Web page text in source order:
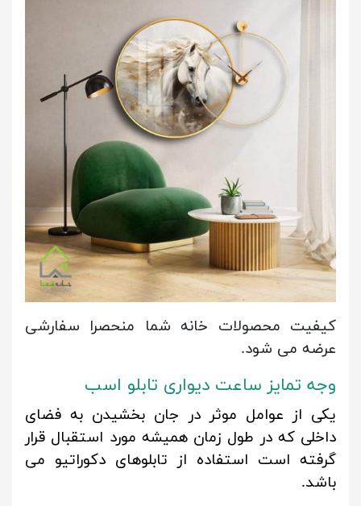
کیفیت محصولات خانه شما منحصرا سفارشی
عرضه می شود.
وجه تمایز ساعت دیواری تابلو اسب
یکی از عوامل موثر در جان بخشیدن به فضای
داخلی که در طول زمان همیشه مورد استقبال قرار
گرفته است استفاده از تابلوهای دکوراتیو می
باشد.